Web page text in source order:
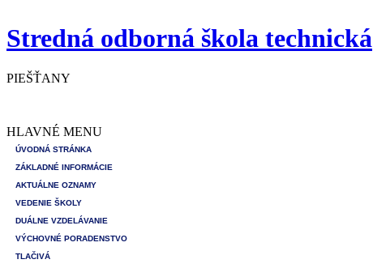
Stredná odborná škola technická
PIEŠŤANY
HLAVNÉ MENU
ÚVODNÁ STRÁNKA
ZÁKLADNÉ INFORMÁCIE
AKTUÁLNE OZNAMY
VEDENIE ŠKOLY
DUÁLNE VZDELÁVANIE
VÝCHOVNÉ PORADENSTVO
TLAČIVÁ